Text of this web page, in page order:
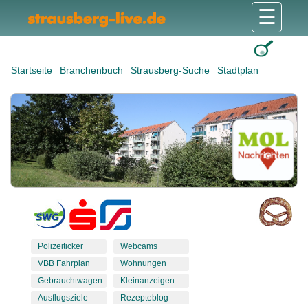
Startseite Branchenbuch Strausberg-Suche Stadtplan
☰
Polizeiticker
VBB Fahrplan
Gebrauchtwagen
Ausflugsziele
Webcams
Wohnungen
Kleinanzeigen
Rezepteblog